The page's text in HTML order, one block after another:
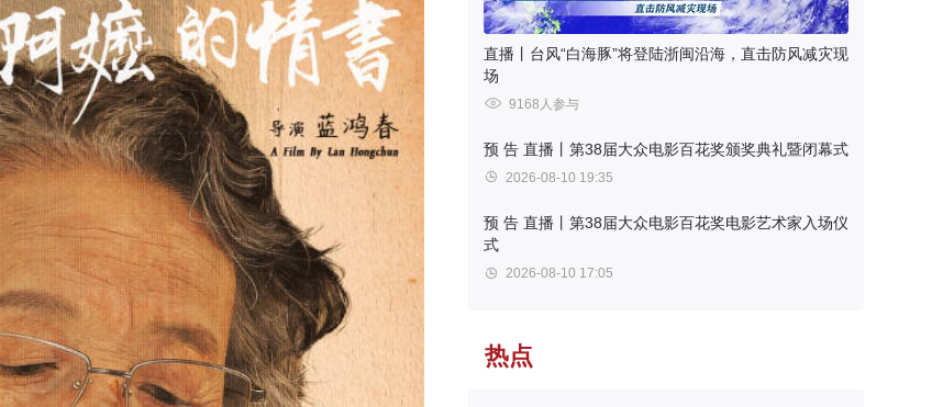
直播丨台风“白海豚”将登陆浙闽沿海，直击防风减灾现
场
9168人参与
预 告 直播丨第38届大众电影百花奖颁奖典礼暨闭幕式
2026-08-10 19:35
预 告 直播丨第38届大众电影百花奖电影艺术家入场仪
式
2026-08-10 17:05
热点